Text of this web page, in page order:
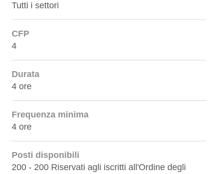
Tutti i settori
CFP
4
Durata
4 ore
Frequenza minima
4 ore
Posti disponibili
200 - 200 Riservati agli iscritti all'Ordine degli